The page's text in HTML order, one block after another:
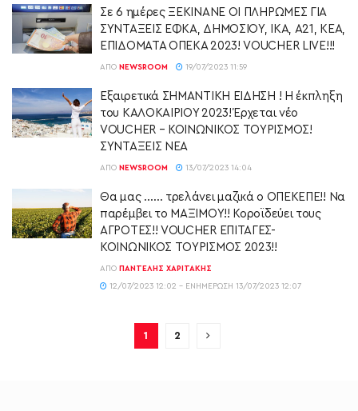
Σε 6 ημέρες ΞΕΚΙΝΑΝΕ ΟΙ ΠΛΗΡΩΜΕΣ ΓΙΑ
ΣΥΝΤΑΞΕΙΣ ΕΦΚΑ, ΔΗΜΟΣΙΟΥ, ΙΚΑ, Α21, ΚΕΑ,
ΕΠΙΔΟΜΑΤΑ ΟΠΕΚΑ 2023! VOUCHER LIVE!!!
ΑΠΌ NEWSROOM 19/07/2023 11:59
Εξαιρετικά ΣΗΜΑΝΤΙΚΗ ΕΙΔΗΣΗ ! Η έκπληξη
του ΚΑΛΟΚΑΙΡΙΟΥ 2023! Έρχεται νέο
VOUCHER – ΚΟΙΝΩΝΙΚΟΣ ΤΟΥΡΙΣΜΟΣ!
ΣΥΝΤΑΞΕΙΣ ΝΕΑ
ΑΠΌ NEWSROOM 13/07/2023 14:04
Θα μας …… τρελάνει μαζικά ο ΟΠΕΚΕΠΕ!! Να
παρέμβει το ΜΑΞΙΜΟΥ!! Κοροϊδεύει τους
ΑΓΡΟΤΕΣ!! VOUCHER ΕΠΙΤΑΓΕΣ-
ΚΟΙΝΩΝΙΚΟΣ ΤΟΥΡΙΣΜΟΣ 2023!!
ΑΠΌ ΠΑΝΤΕΛΉΣ ΧΑΡΙΤΆΚΗΣ
12/07/2023 12:02 - ΕΝΗΜΈΡΩΣΗ 13/07/2023 12:07
1 2